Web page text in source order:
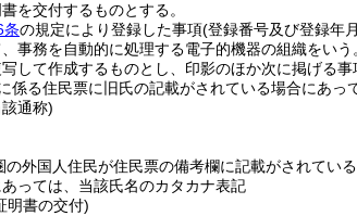
を交付するものとする。
条の規定により登録した事項(登録番号及び登録年
事務を自動的に処理する電子的機器の組織をい
して作成するものとし、印影のほか次に掲げる事
係る住民票に旧氏の記載がされている場合にあ
通称)
外国人住民が住民票の備考欄に記載がされてい
っては、当該氏名のカタカナ表記
明書の交付)